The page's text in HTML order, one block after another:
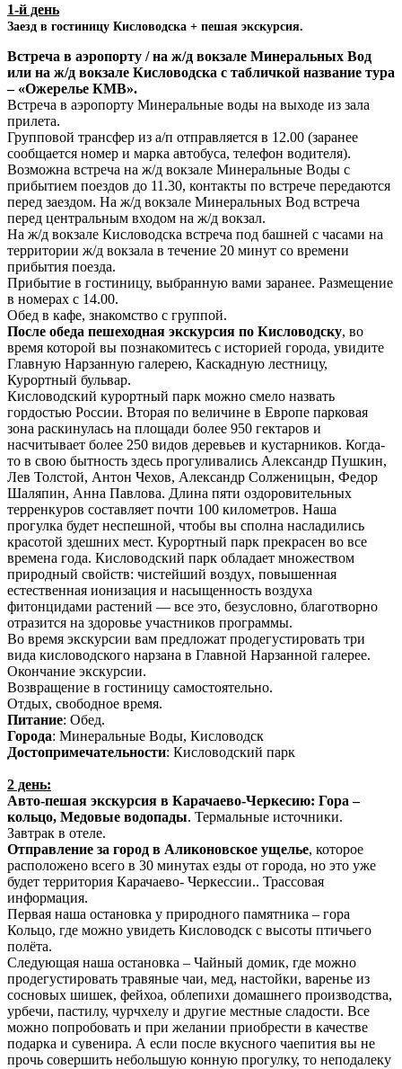
1-й день
Заезд в гостиницу Кисловодска + пешая экскурсия.
Встреча в аэропорту / на ж/д вокзале Минеральных Вод
или на ж/д вокзале Кисловодска с табличкой название тура
– «Ожерелье КМВ».
Встреча в аэропорту Минеральные воды на выходе из зала
прилета.
Групповой трансфер из а/п отправляется в 12.00 (заранее
сообщается номер и марка автобуса, телефон водителя).
Возможна встреча на ж/д вокзале Минеральные Воды с
прибытием поездов до 11.30, контакты по встрече передаются
перед заездом. На ж/д вокзале Минеральных Вод встреча
перед центральным входом на ж/д вокзал.
На ж/д вокзале Кисловодска встреча под башней с часами на
территории ж/д вокзала в течение 20 минут со времени
прибытия поезда.
Прибытие в гостиницу, выбранную вами заранее. Размещение
в номерах с 14.00.
Обед в кафе, знакомство с группой.
После обеда пешеходная экскурсия по Кисловодску, во
время которой вы познакомитесь с историей города, увидите
Главную Нарзанную галерею, Каскадную лестницу,
Курортный бульвар.
Кисловодский курортный парк можно смело назвать
гордостью России. Вторая по величине в Европе парковая
зона раскинулась на площади более 950 гектаров и
насчитывает более 250 видов деревьев и кустарников. Когда-
то в свою бытность здесь прогуливались Александр Пушкин,
Лев Толстой, Антон Чехов, Александр Солженицын, Федор
Шаляпин, Анна Павлова. Длина пяти оздоровительных
терренкуров составляет почти 100 километров. Наша
прогулка будет неспешной, чтобы вы сполна насладились
красотой здешних мест. Курортный парк прекрасен во все
времена года. Кисловодский парк обладает множеством
природный свойств: чистейший воздух, повышенная
естественная ионизация и насыщенность воздуха
фитонцидами растений — все это, безусловно, благотворно
отразится на здоровье участников программы.
Во время экскурсии вам предложат продегустировать три
вида кисловодского нарзана в Главной Нарзанной галерее.
Окончание экскурсии.
Возвращение в гостиницу самостоятельно.
Отдых, свободное время.
Питание: Обед.
Города: Минеральные Воды, Кисловодск
Достопримечательности: Кисловодский парк
2 день:
Авто-пешая экскурсия в Карачаево-Черкесию: Гора –
кольцо, Медовые водопады. Термальные источники.
Завтрак в отеле.
Отправление за город в Аликоновское ущелье, которое
расположено всего в 30 минутах езды от города, но это уже
будет территория Карачаево- Черкессии.. Трассовая
информация.
Первая наша остановка у природного памятника – гора
Кольцо, где можно увидеть Кисловодск с высоты птичьего
полёта.
Следующая наша остановка – Чайный домик, где можно
продегустировать травяные чаи, мед, настойки, варенье из
сосновых шишек, фейхоа, облепихи домашнего производства,
урбечи, пастилу, чурчхелу и другие местные сладости. Все
можно попробовать и при желании приобрести в качестве
подарка и сувенира. А если после вкусного чаепития вы не
прочь совершить небольшую конную прогулку, то неподалеку